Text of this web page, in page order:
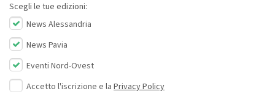
Scegli le tue edizioni:
News Alessandria
News Pavia
Eventi Nord-Ovest
Accetto l'iscrizione e la Privacy Policy